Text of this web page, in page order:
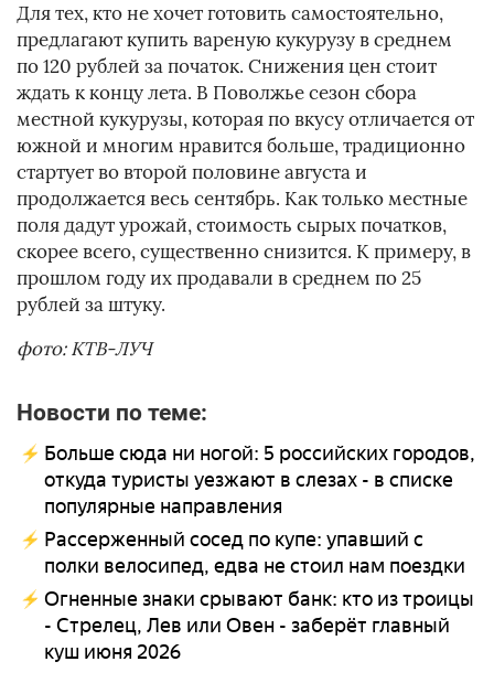
Для тех, кто не хочет готовить самостоятельно,
предлагают купить вареную кукурузу в среднем
по 120 рублей за початок. Снижения цен стоит
ждать к концу лета. В Поволжье сезон сбора
местной кукурузы, которая по вкусу отличается от
южной и многим нравится больше, традиционно
стартует во второй половине августа и
продолжается весь сентябрь. Как только местные
поля дадут урожай, стоимость сырых початков,
скорее всего, существенно снизится. К примеру, в
прошлом году их продавали в среднем по 25
рублей за штуку.
фото: КТВ-ЛУЧ
Новости по теме:
Больше сюда ни ногой: 5 российских городов,
откуда туристы уезжают в слезах - в списке
популярные направления
Рассерженный сосед по купе: упавший с
полки велосипед, едва не стоил нам поездки
Огненные знаки срывают банк: кто из троицы
- Стрелец, Лев или Овен - заберёт главный
куш июня 2026